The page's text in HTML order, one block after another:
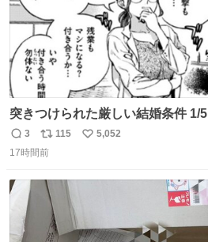
突きつけられた厳しい結婚条件 1/5
返
信
3
リ
ポ
ト
115
い
5,052
17時間前